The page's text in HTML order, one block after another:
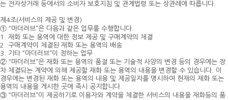
는 전자상거래 등에서의 소비자 보호지침 및 관계법령 또는 상관례에 따릅니다.
제4조(서비스의 제공 및 변경)
① “마더러브”은 다음과 같은 업무를 수행합니다.
1. 재화 또는 용역에 대한 정보 제공 및 구매계약의 체결
2. 구매계약이 체결된 재화 또는 용역의 배송
3. 기타 “마더러브”이 정하는 업무
② “마더러브”은 재화 또는 용역의 품절 또는 기술적 사양의 변경 등의 경우에는 장
차 체결되는 계약에 의해 제공할 재화 또는 용역의 내용을 변경할 수 있습니다. 이
경우에는 변경된 재화 또는 용역의 내용 및 제공일자를 명시하여 현재의 재화 또는
용역의 내용을 게시한 곳에 즉시 공지합니다.
③ “마더러브”이 제공하기로 이용자와 계약을 체결한 서비스의 내용을 재화등의 품